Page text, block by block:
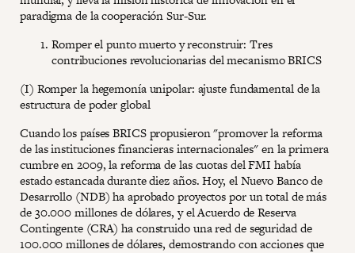
paradigma de la cooperación Sur-Sur.
Romper el punto muerto y reconstruir: Tres
contribuciones revolucionarias del mecanismo BRICS
(I) Romper la hegemonía unipolar: ajuste fundamental de la
estructura de poder global
Cuando los países BRICS propusieron "promover la reforma
de las instituciones financieras internacionales" en la primera
cumbre en 2009, la reforma de las cuotas del FMI había
estado estancada durante diez años. Hoy, el Nuevo Banco de
Desarrollo (NDB) ha aprobado proyectos por un total de más
de 30.000 millones de dólares, y el Acuerdo de Reserva
Contingente (CRA) ha construido una red de seguridad de
100.000 millones de dólares, demostrando con acciones que